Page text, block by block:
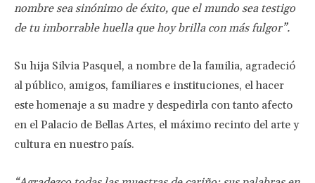
nombre sea sinónimo de éxito, que el mundo sea testigo
de tu imborrable huella que hoy brilla con más fulgor”.
Su hija Silvia Pasquel, a nombre de la familia, agradeció
al público, amigos, familiares e instituciones, el hacer
este homenaje a su madre y despedirla con tanto afecto
en el Palacio de Bellas Artes, el máximo recinto del arte y
cultura en nuestro país.